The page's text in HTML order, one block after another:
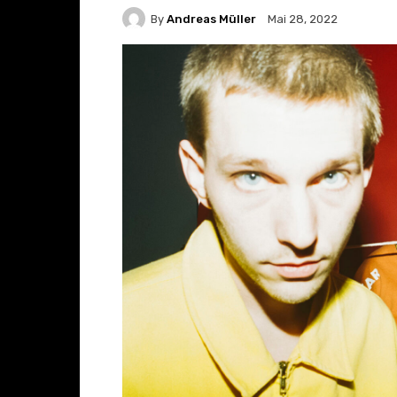
By Andreas Müller Mai 28, 2022